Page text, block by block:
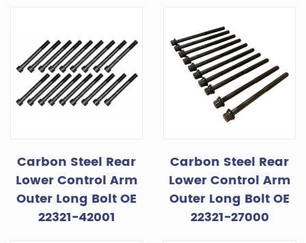
Carbon Steel Rear
Lower Control Arm
Outer Long Bolt OE
22321-42001
Carbon Steel Rear
Lower Control Arm
Outer Long Bolt OE
22321-27000